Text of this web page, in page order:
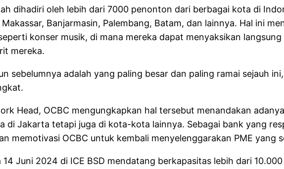
dihadiri oleh lebih dari 7000 penonton dari berbagai kota di
Banjarmasin, Palembang, Batam, dan lainnya. Hal ini
konser musik, di mana mereka dapat menyaksikan
mereka.
sebelumnya adalah yang paling besar dan paling ramai sejauh
Head, OCBC mengungkapkan hal tersebut menandakan
di Jakarta tetapi juga di kota-kota lainnya. Sebagai bank yang
memotivasi OCBC untuk kembali menyelenggarakan PME yang
14 Juni 2024 di ICE BSD mendatang berkapasitas lebih dari